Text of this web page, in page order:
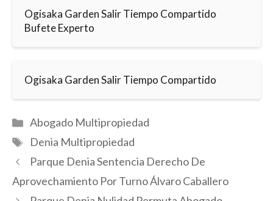
Ogisaka Garden Salir Tiempo Compartido
Bufete Experto
Ogisaka Garden Salir Tiempo Compartido
Categorías
Abogado Multipropiedad
Etiquetas
Denia Multipropiedad
Parque Denia Sentencia Derecho De
Aprovechamiento Por Turno Álvaro Caballero